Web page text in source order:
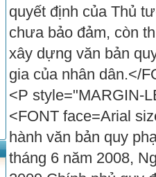
quyết định của Thủ
chưa bảo đảm, còn
xây dựng văn bản
gia của nhân dân.</
<P style="MARGIN-
<FONT face=Arial
hành văn bản quy
tháng 6 năm 2008,